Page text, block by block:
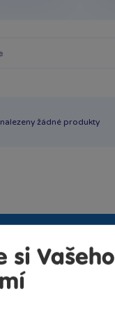
žádné produkty
v Bambuli?
si Vašeho